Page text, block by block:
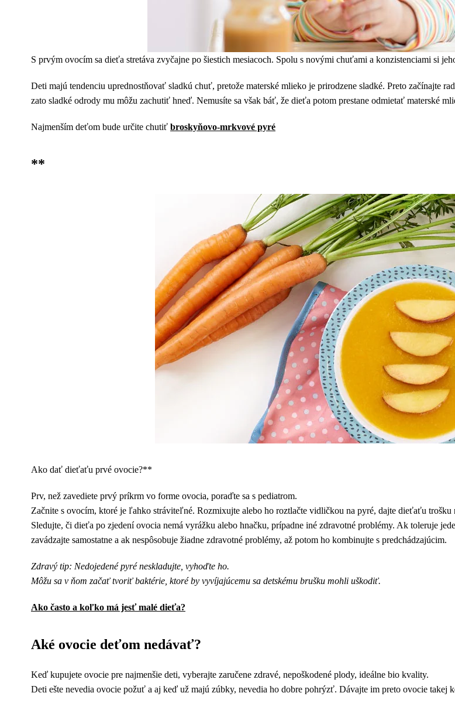
S prvým ovocím sa dieťa stretáva zvyčajne po šiestich mesiacoch. Spolu s novými chuťami a konzistenciami si
Deti majú tendenciu uprednostňovať sladkú chuť, pretože materské mlieko je prirodzene sladké. Preto začínajte
zato sladké odrody mu môžu zachutiť hneď. Nemusíte sa však báť, že dieťa potom prestane odmietať materské
Najmenším deťom bude určite chutiť broskyňovo-mrkvové pyré
**
Ako dať dieťaťu prvé ovocie?**
Prv, než zavediete prvý príkrm vo forme ovocia, poraďte sa s pediatrom.
Začnite s ovocím, ktoré je ľahko stráviteľné. Rozmixujte alebo ho roztlačte vidličkou na pyré, dajte dieťaťu
Sledujte, či dieťa po zjedení ovocia nemá vyrážku alebo hnačku, prípadne iné zdravotné problémy. Ak toleruje
zavádzajte samostatne a ak nespôsobuje žiadne zdravotné problémy, až potom ho kombinujte s predchádzajúcim.
Zdravý tip: Nedojedené pyré neskladujte, vyhoďte ho.
Môžu sa v ňom začať tvoriť baktérie, ktoré by vyvíjajúcemu sa detskému brušku mohli uškodiť.
Ako často a koľko má jesť malé dieťa?
Aké ovocie deťom nedávať?
Keď kupujete ovocie pre najmenšie deti, vyberajte zaručene zdravé, nepoškodené plody, ideálne bio kvality.
Deti ešte nevedia ovocie požuť a aj keď už majú zúbky, nevedia ho dobre pohrýzť. Dávajte im preto ovocie takej